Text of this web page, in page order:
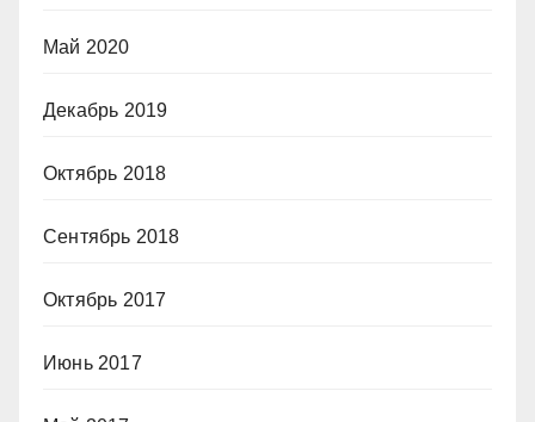
Май 2020
Декабрь 2019
Октябрь 2018
Сентябрь 2018
Октябрь 2017
Июнь 2017